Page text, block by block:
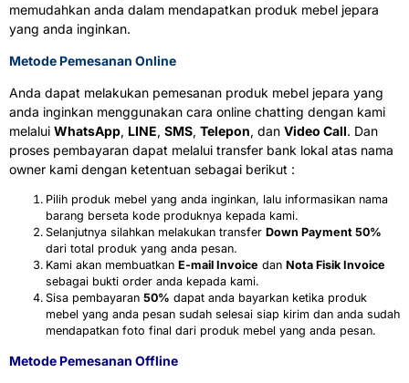
memudahkan anda dalam mendapatkan produk mebel jepara
yang anda inginkan.
Metode Pemesanan Online
Anda dapat melakukan pemesanan produk mebel jepara yang
anda inginkan menggunakan cara online chatting dengan kami
melalui WhatsApp, LINE, SMS, Telepon, dan Video Call. Dan
proses pembayaran dapat melalui transfer bank lokal atas nama
owner kami dengan ketentuan sebagai berikut :
Pilih produk mebel yang anda inginkan, lalu informasikan nama
barang berseta kode produknya kepada kami.
Selanjutnya silahkan melakukan transfer Down Payment 50%
dari total produk yang anda pesan.
Kami akan membuatkan E-mail Invoice dan Nota Fisik Invoice
sebagai bukti order anda kepada kami.
Sisa pembayaran 50% dapat anda bayarkan ketika produk
mebel yang anda pesan sudah selesai siap kirim dan anda sudah
mendapatkan foto final dari produk mebel yang anda pesan.
Metode Pemesanan Offline